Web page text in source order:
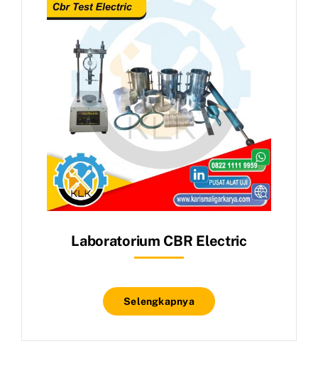
Laboratorium CBR Electric
Selengkapnya